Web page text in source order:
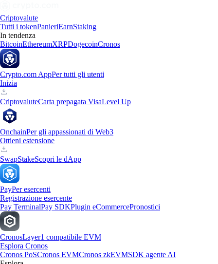
Criptovalute
Tutti i tokenPanieriEarnStaking
In tendenza
BitcoinEthereumXRPDogecoinCronos
Crypto.com AppPer tutti gli utenti
Inizia
CriptovaluteCarta prepagata VisaLevel Up
OnchainPer gli appassionati di Web3
Ottieni estensione
SwapStakeScopri le dApp
PayPer esercenti
Registrazione esercente
Pay TerminalPay SDKPlugin eCommercePronostici
CronosLayer1 compatibile EVM
Esplora Cronos
Cronos PoSCronos EVMCronos zkEVMSDK agente AI